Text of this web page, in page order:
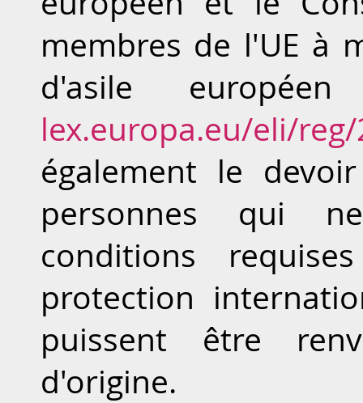
membres de l'UE à
d'asile
lex.europa.eu/eli/
également le
personnes qui
conditions
protection
puissent être
d'origine.